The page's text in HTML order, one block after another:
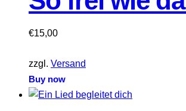
€15,00
zzgl. Versand
Buy now